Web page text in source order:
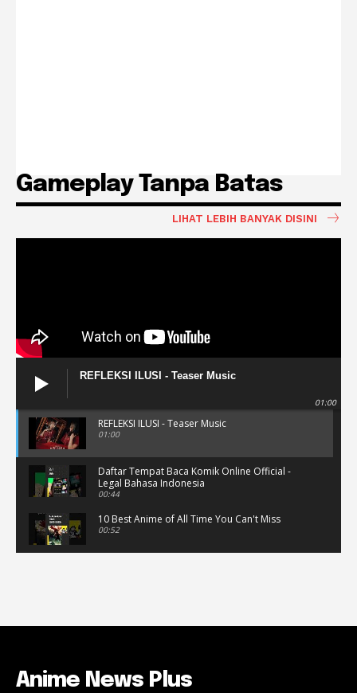
Gameplay Tanpa Batas
LIHAT LEBIH BANYAK DISINI
REFLEKSI ILUSI - Teaser Music
01:00
REFLEKSI ILUSI - Teaser Music
01:00
Daftar Tempat Baca Komik Online Official -
Legal Bahasa Indonesia
00:44
10 Best Anime of All Time You Can't Miss
00:52
02:47
Anime News Plus